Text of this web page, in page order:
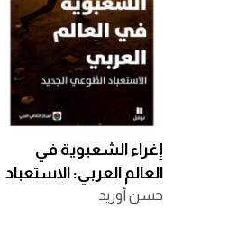
إغراء الشعبوية في
العالم العربي: الاستعباد
الطوعي الجديد
حسن أوريد